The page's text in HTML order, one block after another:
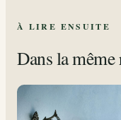
À LIRE ENSUITE
Dans la